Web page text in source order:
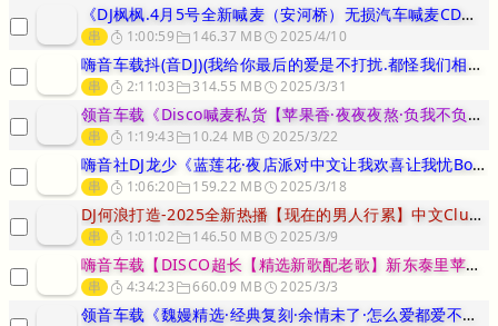
《DJ枫枫.4月5号全新喊麦（安河桥）无损汽车喊麦CD》福建调音师
串 1:00:59 146.37 MB 2025/4/10
嗨音车载抖(音DJ)(我给你最后的爱是不打扰.都怪我们相遇太晚.爱
串 2:11:03 314.55 MB 2025/3/31
领音车载《Disco喊麦私货【苹果香·夜夜夜熬·负我不负她·罗刹海
串 1:19:43 10.24 MB 2025/3/22
嗨音社DJ龙少《蓝莲花·夜店派对中文让我欢喜让我忧Bootleg串
串 1:06:20 159.22 MB 2025/3/18
DJ何浪打造-2025全新热播【现在的男人行累】中文Club伤感精
串 1:01:02 146.50 MB 2025/3/9
嗨音车载【DISCO超长【精选新歌配老歌】新东泰里苹果香2025第
串 4:34:23 660.09 MB 2025/3/3
领音车载《魏嫚精选·经典复刻·余情未了·怎么爱都爱不够·情火·听心